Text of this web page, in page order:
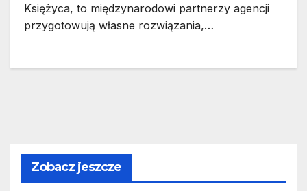
Księżyca, to międzynarodowi partnerzy agencji
przygotowują własne rozwiązania,…
Zobacz jeszcze